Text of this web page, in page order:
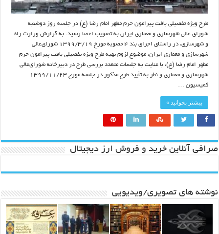
طرح ویژه تفصیلی بافت پیرامون حرم مطهر امام رضا (ع) در جلسه روز دوشنبه
شورای عالی شهرسازی و معماری ایران به تصویب اعضا رسید. به گزارش وزارت راه
و شهرسازی، در راستای اجرای بند ۴ مصوبه مورخ ۱۳۹۹/۳/۱۹ شورای‌عالی
شهرسازی و معماری ایران، موضوع لزوم تهیه طرح ویژه تفصیلی بافت پیرامون حرم
مطهر امام رضا (ع)، با عنایت به جلسات متعدد بررسی طرح در دبیرخانه شورای‌عالی
شهرسازی و معماری و نظر به تأیید طرح مذکور در جلسه مورخ ۱۳۹۹/۱۱/۲۳
کمیسیون …
بیشتر بخوانید »
صرافی آنلاین خرید و فروش ارز دیجیتال
نوشته های تصویری/ویدیویی